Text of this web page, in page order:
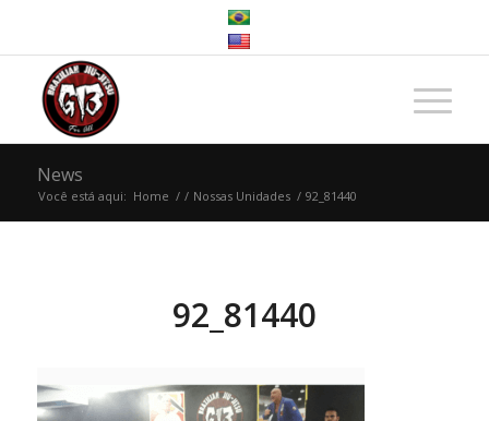
News
Você está aqui: Home / / Nossas Unidades / 92_81440
92_81440